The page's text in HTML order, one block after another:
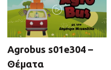
Agrobus s01e304 –
Θέματα